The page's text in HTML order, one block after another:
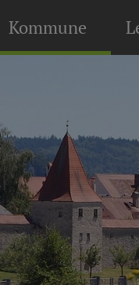
Kommune